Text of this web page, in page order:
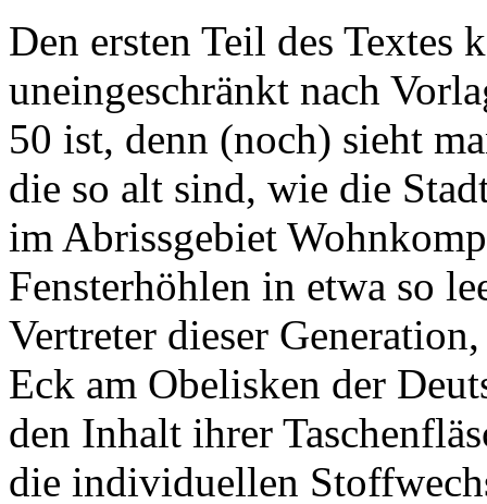
Den ersten Teil des Textes
uneingeschränkt nach
50 ist, denn (noch) sieht
die so alt sind, wie die
im Abrissgebiet
Fensterhöhlen in etwa so
Vertreter dieser
Eck am Obelisken der
den Inhalt ihrer
die individuellen